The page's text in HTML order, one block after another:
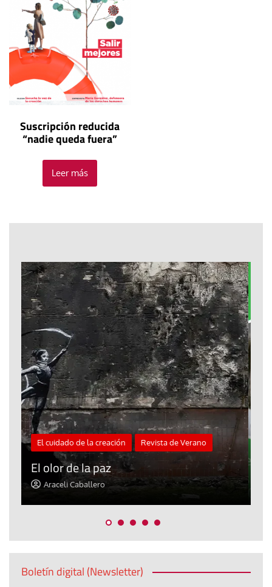
Suscripción reducida
“nadie queda fuera”
Leer más
Blog El Evangelio del trabajo
«Mándame ir hacia ti andando sobre el
agua»
Jorge Hernández
Boletín digital (Newsletter)